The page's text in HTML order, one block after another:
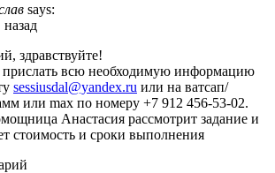
says:
назад
здравствуйте!
всю необходимую информацию
sessiusdal@yandex.ru или на ватсап/
или max по номеру +7 912 456-53-02.
Анастасия рассмотрит задание и
стоимость и сроки выполнения